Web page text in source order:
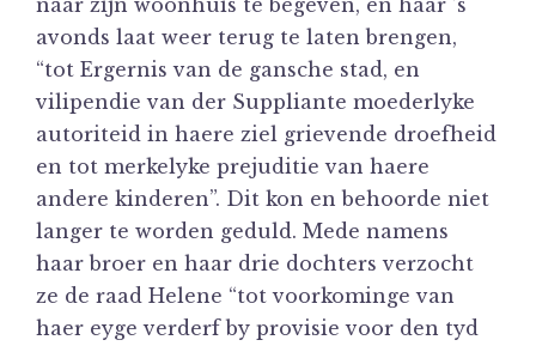
avonds laat weer terug te laten brengen,
“tot Ergernis van de gansche stad, en
vilipendie van der Suppliante moederlyke
autoriteid in haere ziel grievende droefheid
en tot merkelyke prejuditie van haere
andere kinderen”. Dit kon en behoorde niet
langer te worden geduld. Mede namens
haar broer en haar drie dochters verzocht
ze de raad Helene “tot voorkominge van
haer eyge verderf by provisie voor den tyd